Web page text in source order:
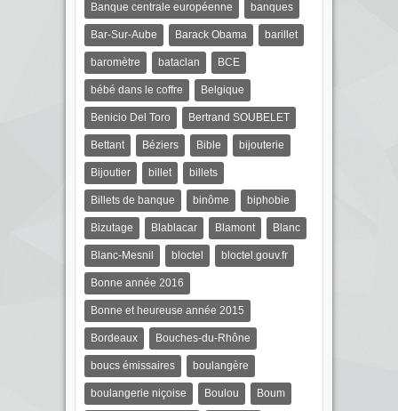
Banque centrale européenne banques
Bar-Sur-Aube Barack Obama barillet
baromètre bataclan BCE
bébé dans le coffre Belgique
Benicio Del Toro Bertrand SOUBELET
Bettant Béziers Bible bijouterie
Bijoutier billet billets
Billets de banque binôme biphobie
Bizutage Blablacar Blamont Blanc
Blanc-Mesnil bloctel bloctel.gouv.fr
Bonne année 2016
Bonne et heureuse année 2015
Bordeaux Bouches-du-Rhône
boucs émissaires boulangère
boulangerie niçoise Boulou Boum